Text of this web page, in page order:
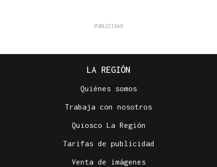
LA REGIÓN
Quiénes somos
Trabaja con nosotros
Quiosco La Región
Tarifas de publicidad
Venta de imágenes